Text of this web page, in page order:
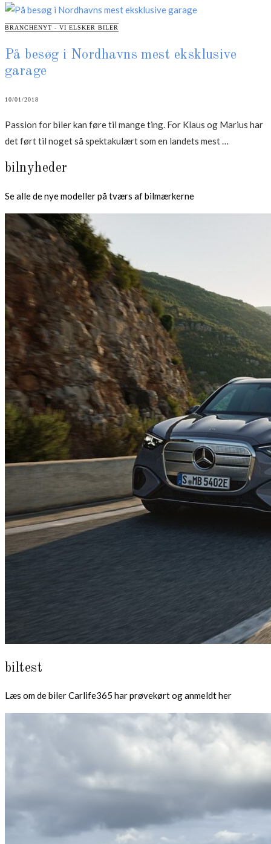
bilreklamer”
CATEGORIES
BRANCHENYT - VI ELSKER BILER
På besøg i Nordhavns mest eksklusive
garage
10/01/2018
Passion for biler kan føre til mange ting. For Klaus og Marius har
det ført til noget så spektakulært som en landets mest …
bilnyheder
Se alle de nye modeller på tværs af bilmærkerne
biltest
Læs om de biler Carlife365 har prøvekørt og anmeldt her